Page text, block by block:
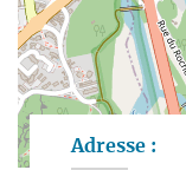
Adresse :